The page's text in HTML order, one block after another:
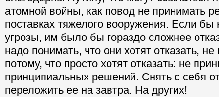
атомной войны, как повод не принимать
поставках тяжелого вооружения. Если бы
угрозы, им было бы гораздо сложнее
надо понимать, что они хотят отказать,
потому, что просто хотят отказать: не
принципиальных решений. Снять с себя
переложить ее на завтра. На других!